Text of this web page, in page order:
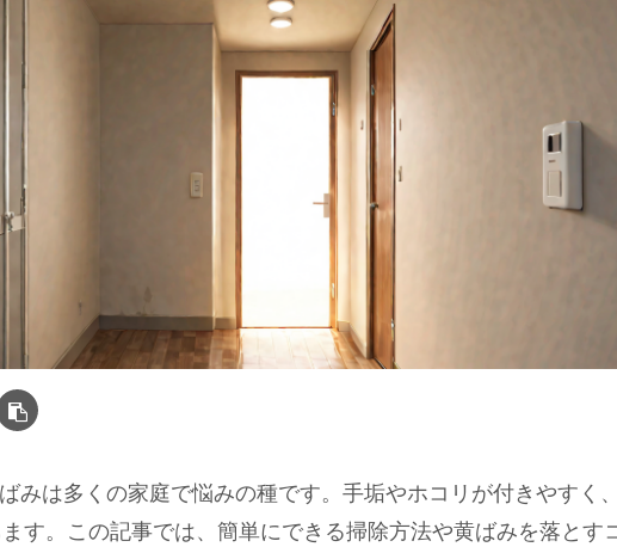
みは多くの家庭で悩みの種です。手垢やホコリが付きやすく
す。この記事では、簡単にできる掃除方法や黄ばみを落とす